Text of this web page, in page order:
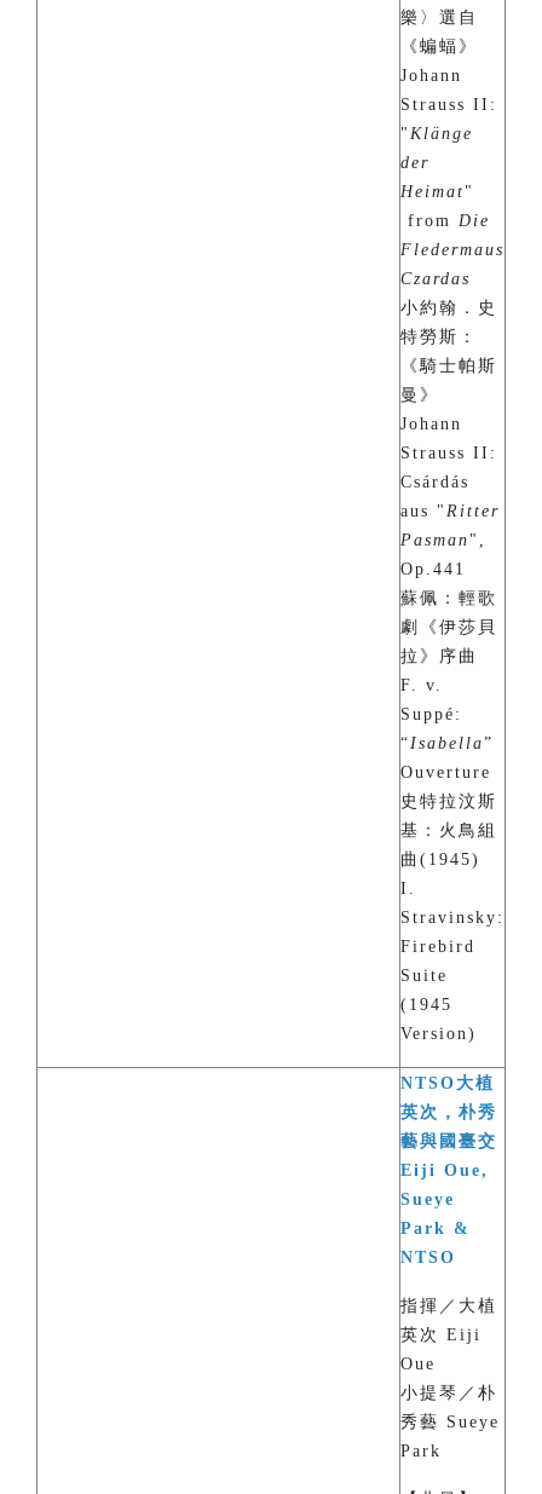
樂〉選自
《蝙蝠》
Johann
Strauss II:
" Klänge
der
Heimat "
from Die
Fledermaus
Czardas
小約翰．史
特勞斯：
《騎士帕斯
曼》
Johann
Strauss II:
Csárdás
aus " Ritter
Pasman ",
Op.441
蘇佩：輕歌
劇《伊莎貝
拉》序曲
F. v.
Suppé:
“Isabella”
Ouverture
史特拉汶斯
基：火鳥組
曲(1945)
I.
Stravinsky:
Firebird
Suite
(1945
Version)
NTSO大植
英次，朴秀
藝與國臺交
Eiji Oue,
Sueye
Park &
NTSO
指揮／大植
英次 Eiji
Oue
小提琴／朴
秀藝 Sueye
Park